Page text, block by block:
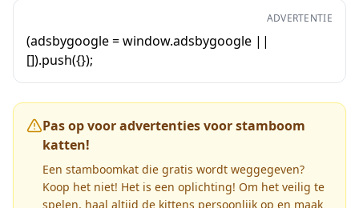
ADVERTENTIE
(adsbygoogle = window.adsbygoogle ||
[]).push({});
Pas op voor advertenties voor stamboom
katten!
Een stamboomkat die gratis wordt weggegeven?
Koop het niet! Het is een oplichting! Om het veilig te
spelen, haal altijd de kittens persoonlijk op en maak